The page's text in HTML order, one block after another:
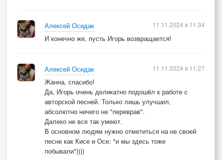
Алексей Осидак
И конечно же, пусть Игорь возвращается!
11.11.2024 в 11:34
Алексей Осидак
Жанна, спасибо!
Да, Игорь очень деликатно подошëл к работе с
авторской песней. Только лишь улучшил,
абсолютно ничего не "переврав".
Далеко не все так умеют.
В основном людям нужно отметиться на не своей
песне как Кисе и Осе: "и мы здесь тоже
побывали"))))
11.11.2024 в 11:27